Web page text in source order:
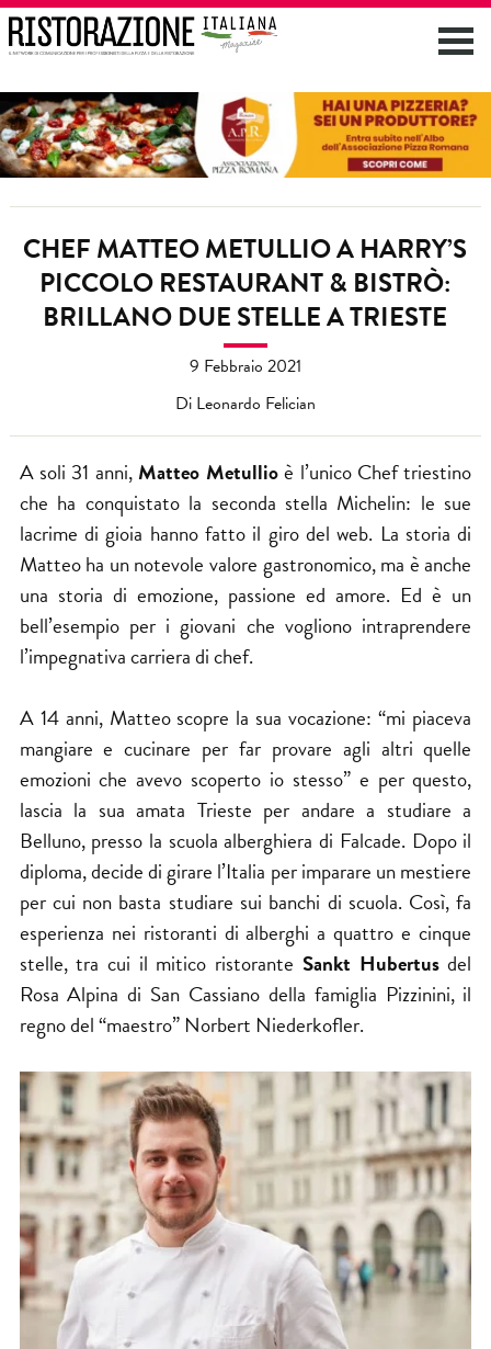
CHEF MATTEO METULLIO A HARRY’S
PICCOLO RESTAURANT & BISTRÒ:
BRILLANO DUE STELLE A TRIESTE
9 Febbraio 2021
Di Leonardo Felician
A soli 31 anni, Matteo Metullioè l’unico Chef triestino
che ha conquistato la seconda stella Michelin: le sue
lacrime di gioia hanno fatto il giro del web. La storia di
Matteo ha un notevole valore gastronomico, ma è anche
una storia di emozione, passione ed amore. Ed è un
bell’esempio per i giovani che vogliono intraprendere
l’impegnativa carriera di chef.
A 14 anni, Matteo scopre la sua vocazione: “mi piaceva
mangiare e cucinare per far provare agli altri quelle
emozioni che avevo scoperto io stesso” e per questo,
lascia la sua amata Trieste per andare a studiare a
Belluno, presso la scuola alberghiera di Falcade. Dopo il
diploma, decide di girare l’Italia per imparare un mestiere
per cui non basta studiare sui banchi di scuola. Così, fa
esperienza nei ristoranti di alberghi a quattro e cinque
stelle, tra cui il mitico ristorante Sankt Hubertusdel
Rosa Alpina di San Cassiano della famiglia Pizzinini, il
regno del “maestro” Norbert Niederkofler.